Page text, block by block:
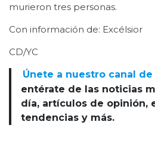
murieron tres personas.
Con información de: Excélsior
CD/YC
Únete a nuestro canal
entérate de las noticias
día, artículos de opinión,
tendencias y más.